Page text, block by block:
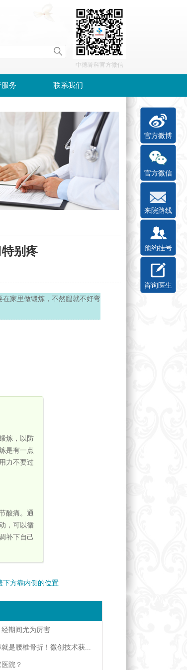
中德骨科官方微信
服务 联系我们
别疼
家里做锻炼，不然腿就不好弯
炼，以防
是有一点
力不要过
酸痛。通
，可以循
补下自己
下方靠内侧的位置
期间尤为厉害
是腰椎骨折！微创技术获...
院？
官方微博
官方微信
来院路线
预约挂号
咨询医生